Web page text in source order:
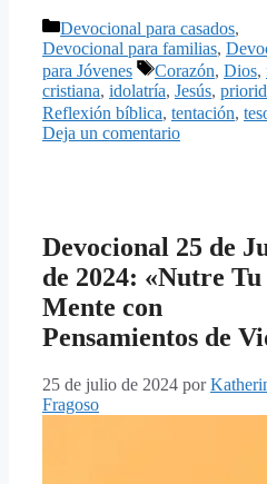
Categorías
Devocional para casados,
Devocional para familias,
para Jóvenes
Etiquetas
Corazón, Dios,
cristiana, idolatría, Jesús,
Reflexión bíblica, tentación,
Deja un comentario
Devocional 25 de
de 2024: «Nutre Tu
Mente con
Pensamientos de
25 de julio de 2024 por
Fragoso